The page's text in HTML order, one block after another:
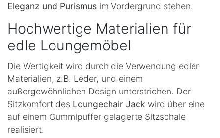
Eleganz und Purismus im Vordergrund stehen.
Hochwertige Materialien für
edle Loungemöbel
Die Wertigkeit wird durch die Verwendung edler
Materialien, z.B. Leder, und einem
außergewöhnlichen Design unterstrichen. Der
Sitzkomfort des Loungechair Jack wird über eine
auf einem Gummipuffer gelagerte Sitzschale
realisiert.